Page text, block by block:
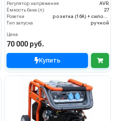
Регулятор напряжения
AVR
Ёмкость бака (л)
27
Розетки
Тип запуска
ручной
Цена
70 000 руб.
Купить